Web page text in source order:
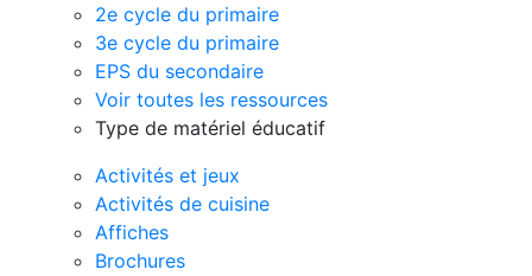
2e cycle du primaire
3e cycle du primaire
EPS du secondaire
Voir toutes les ressources
Type de matériel éducatif
Activités et jeux
Activités de cuisine
Affiches
Brochures